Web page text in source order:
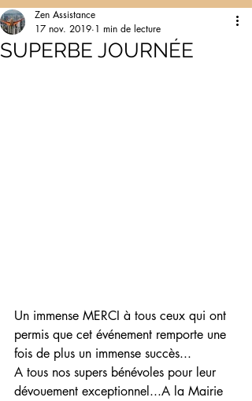
SUPERBE JOURNÉE
Zen Assistance
17 nov. 2019 1 min de lecture
Un immense MERCI à tous ceux qui ont
permis que cet événement remporte une
fois de plus un immense succès...
A tous nos supers bénévoles pour leur
dévouement exceptionnel...A la Mairie